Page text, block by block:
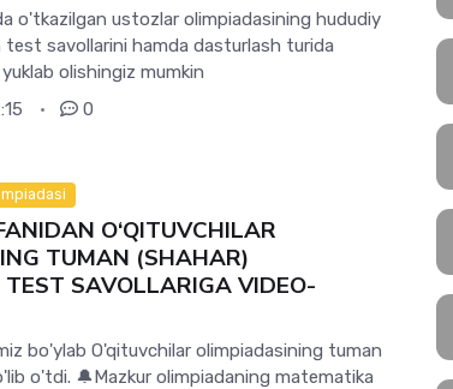
o'tkazilgan ustozlar olimpiadasining hududiy
savollarini hamda dasturlash turida
olishingiz mumkin
0
O‘QITUVCHILAR
TUMAN (SHAHAR)
SAVOLLARIGA VIDEO-
bo'ylab O'qituvchilar olimpiadasining tuman
o'tdi. 🔔Mazkur olimpiadaning matematika